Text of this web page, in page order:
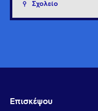
Σχολείο
Επισκέψου